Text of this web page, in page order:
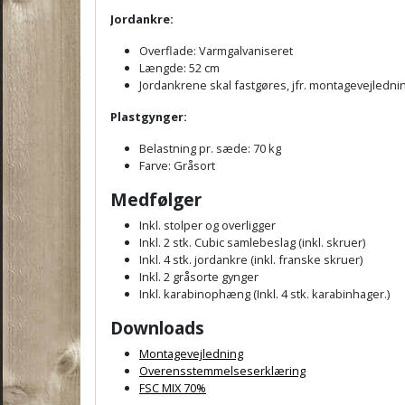
Jordankre:
Overflade: Varmgalvaniseret
Længde: 52 cm
Jordankrene skal fastgøres, jfr.
Plastgynger:
Belastning pr. sæde: 70 kg
Farve: Gråsort
Medfølger
Inkl. stolper og overligger
Inkl. 2 stk. Cubic samlebeslag (inkl. skruer)
Inkl. 4 stk. jordankre (inkl. franske skruer)
Inkl. 2 gråsorte gynger
Inkl. karabinophæng (Inkl. 4 stk. karabinhager.)
Downloads
Montagevejledning
Overensstemmelseserklæring
FSC MIX 70%